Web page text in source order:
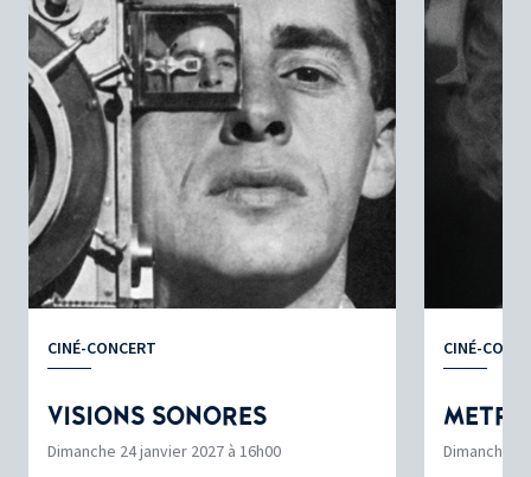
CINÉ-CONCERT
VISIONS SONORES
Dimanche 24 janvier 2027 à 16h00
CINÉ-
Dimanche 7